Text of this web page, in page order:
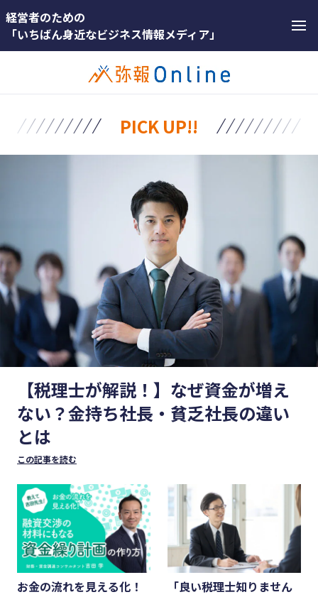
経営者のための
「いちばん身近なビジネス情報メディア」
ホットワード
#集客
#資金調達
#DX
#生産性向上
#採用
#人材育成
#店舗経営
#クラブオフ
顧客獲得・売上アップ
人材（採用・育成・定着）
事業成長・経営力アップ
経営ノウハウ＆トレンド
#インボ
イス制度
#電子帳
簿保存法
#集客
#資金調
#DX
#生産性
向上
#採用
#人材育
#店舗経
PICK UP!!
【税理士が解説！】なぜ資金が増え
ない？金持ち社長・貧乏社長の違い
とは
この記事を読む
お金の流れを見える化！
「良い税理士知りません